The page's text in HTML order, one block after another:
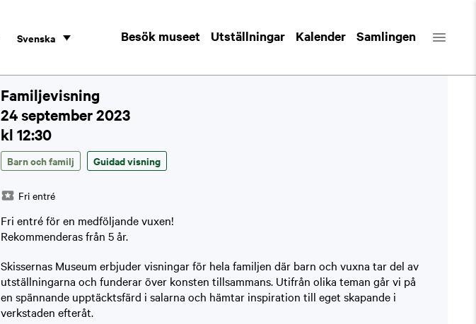
Svenska Besök museet Utställningar Kalender Samlingen
Familjevisning
24 september 2023
kl 12:30
Barn och familj Guidad visning
Fri entré
Fri entré för en medföljande vuxen!
Rekommenderas från 5 år.
Skissernas Museum erbjuder visningar för hela familjen där barn och vuxna tar del av
utställningarna och funderar över konsten tillsammans. Utifrån olika teman går vi på
en spännande upptäcktsfärd i salarna och hämtar inspiration till eget skapande i
verkstaden efteråt.